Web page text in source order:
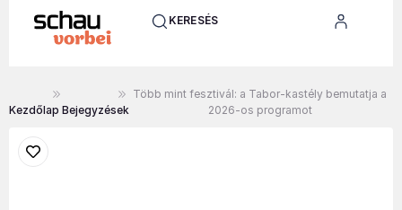
KERESÉS
Kezdőlap Bejegyzések
Több mint fesztivál: a Tabor-kastély bemutatja a
2026-os programot